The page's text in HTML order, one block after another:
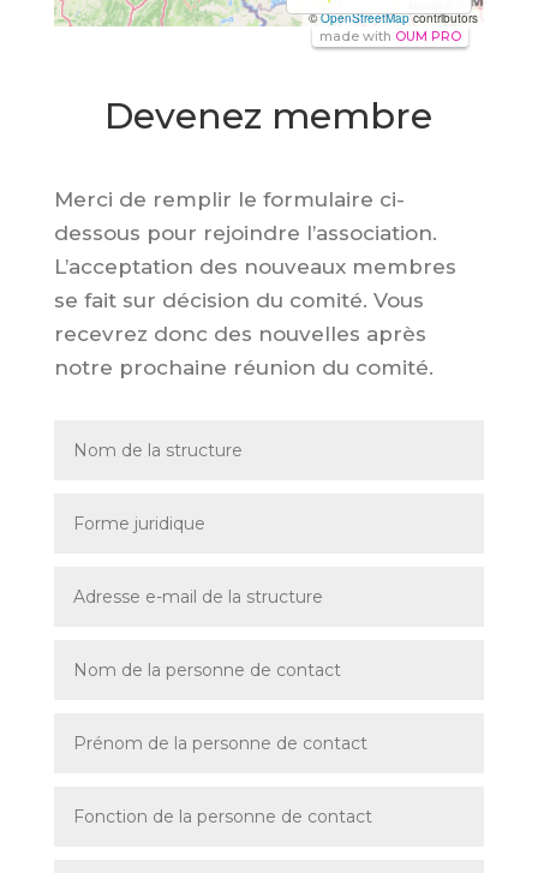
©OpenStreetMapcontributors
made with OUM PRO
Devenez membre
Merci de remplir le formulaire ci-
dessous pour rejoindre l’association.
L’acceptation des nouveaux membres
se fait sur décision du comité. Vous
recevrez donc des nouvelles après
notre prochaine réunion du comité.